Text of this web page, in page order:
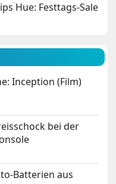
Hue: Festtags-Sale
Inception (Film)
bei der
Batterien aus